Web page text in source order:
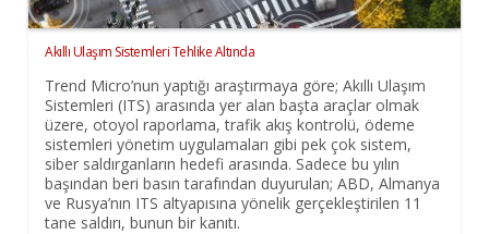
Akıllı Ulaşım Sistemleri Tehlike Altında
Trend Micro’nun yaptığı araştırmaya göre; Akıllı Ulaşım
Sistemleri (ITS) arasında yer alan başta araçlar olmak
üzere, otoyol raporlama, trafik akış kontrolü, ödeme
sistemleri yönetim uygulamaları gibi pek çok sistem,
siber saldırganların hedefi arasında. Sadece bu yılın
başından beri basın tarafından duyurulan; ABD, Almanya
ve Rusya’nın ITS altyapısına yönelik gerçekleştirilen 11
tane saldırı, bunun bir kanıtı.